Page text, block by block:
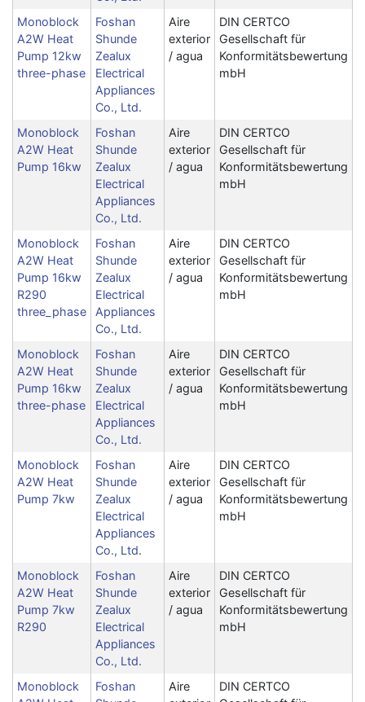
Monoblock
A2W Heat
Pump 12kw
three-phase
Foshan
Shunde
Zealux
Electrical
Appliances
Co., Ltd.
Aire
exterior
/ agua
DIN CERTCO
Gesellschaft für
Konformitätsbewertung
mbH
Monoblock
A2W Heat
Pump 16kw
Foshan
Shunde
Zealux
Electrical
Appliances
Co., Ltd.
Aire
exterior
/ agua
DIN CERTCO
Gesellschaft für
Konformitätsbewertung
mbH
Monoblock
A2W Heat
Pump 16kw
R290
three_phase
Foshan
Shunde
Zealux
Electrical
Appliances
Co., Ltd.
Aire
exterior
/ agua
DIN CERTCO
Gesellschaft für
Konformitätsbewertung
mbH
Monoblock
A2W Heat
Pump 16kw
three-phase
Foshan
Shunde
Zealux
Electrical
Appliances
Co., Ltd.
Aire
exterior
/ agua
DIN CERTCO
Gesellschaft für
Konformitätsbewertung
mbH
Monoblock
A2W Heat
Pump 7kw
Foshan
Shunde
Zealux
Electrical
Appliances
Co., Ltd.
Aire
exterior
/ agua
DIN CERTCO
Gesellschaft für
Konformitätsbewertung
mbH
Monoblock
A2W Heat
Pump 7kw
R290
Foshan
Shunde
Zealux
Electrical
Appliances
Co., Ltd.
Aire
exterior
/ agua
DIN CERTCO
Gesellschaft für
Konformitätsbewertung
mbH
Monoblock
Foshan
Aire
DIN CERTCO